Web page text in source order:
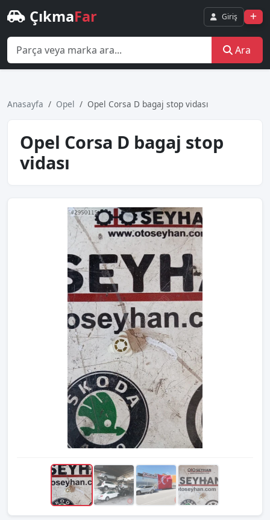
ÇıkmaFar Giriş
Ara
Anasayfa Opel Opel Corsa D bagaj stop vidası
Opel Corsa D bagaj stop
vidası